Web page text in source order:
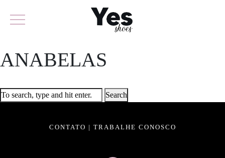
ANABELAS
Search
CONTATO | TRABALHE CONOSCO